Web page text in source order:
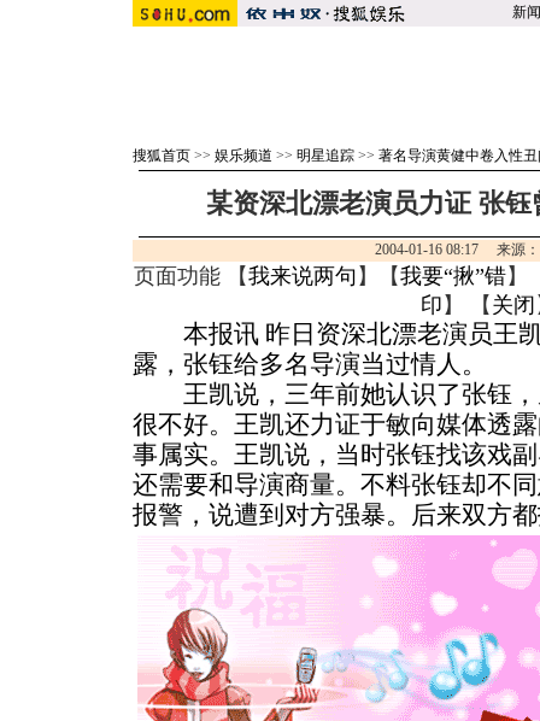
新闻
搜狐首页 >> 娱乐频道 >> 明星追踪 >> 著名导演黄健中卷入性
某资深北漂老演员力证 张
2004-01-16 08:17 来源
页面功能 【我来说两句 】【我要“揪”错】
印 】 【 关闭
本报讯 昨日资深北漂老演员王凯
露，张钰给多名导演当过情人。
王凯说，三年前她认识了张钰，
很不好。王凯还力证于敏向媒体透
事属实。王凯说，当时张钰找该戏
还需要和导演商量。不料张钰却不
报警，说遭到对方强暴。后来双方